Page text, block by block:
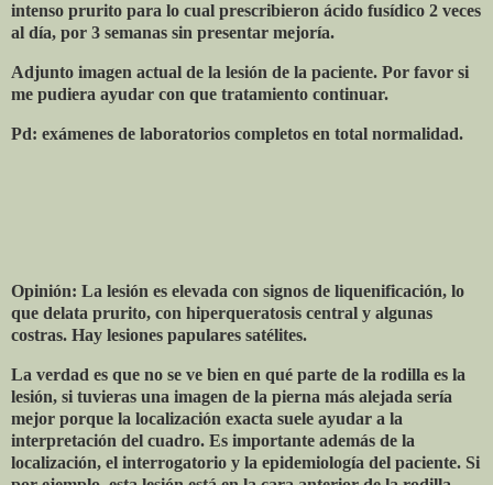
intenso prurito para lo cual prescribieron ácido fusídico 2 veces
al día, por 3 semanas sin presentar mejoría.
Adjunto imagen actual de la lesión de la paciente. Por favor si
me pudiera ayudar con que tratamiento continuar.
Pd: exámenes de laboratorios completos en total normalidad.
Opinión: La lesión es elevada con signos de liquenificación, lo
que delata prurito, con hiperqueratosis central y algunas
costras. Hay lesiones papulares satélites.
La verdad es que no se ve bien en qué parte de la rodilla es la
lesión, si tuvieras una imagen de la pierna más alejada sería
mejor porque la localización exacta suele ayudar a la
interpretación del cuadro. Es importante además de la
localización, el interrogatorio y la epidemiología del paciente. Si